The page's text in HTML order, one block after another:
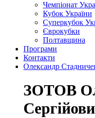
Чемпіонат
Кубок України
Суперкубок
Єврокубки
Полтавщина
Програми
Контакти
Олександр
ЗОТОВ